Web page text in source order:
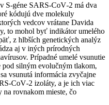
S‑géne SARS‑CoV‑2 má dva
kódujú dve molekuly
vedcov vrátane Davida
to mohol byť indikátor umelého
z hlbších genetických analýz
aj v iných prírodných
Prípadné umelé vsunutie
silným evolučným tlakom,
vsunutá informácia zvyčajne
izoláty, a je ich viac
rovnakom mieste, čo